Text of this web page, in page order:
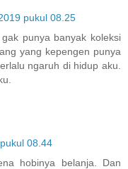
pukul 08.25
punya banyak koleksi
yang kepengen punya
ngaruh di hidup aku.
08.44
hobinya belanja. Dan